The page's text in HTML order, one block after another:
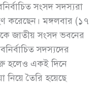
সংসদ সদস্যরা
করেছেন। মঙ্গলবার (১৭
জাতীয় সংসদ ভবনের
সদস্যদের
হলেও একই দিনে
নিয়ে তৈরি হয়েছে